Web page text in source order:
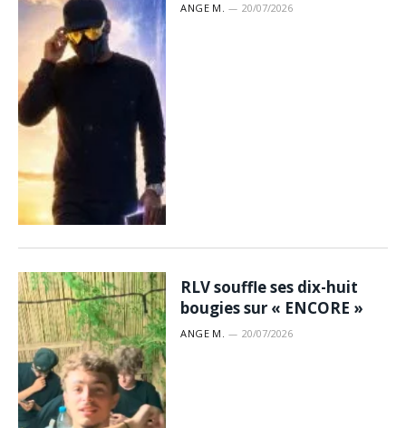
ANGE M. 20/07/2026
RLV souffle ses dix-huit
bougies sur « ENCORE »
ANGE M. 20/07/2026